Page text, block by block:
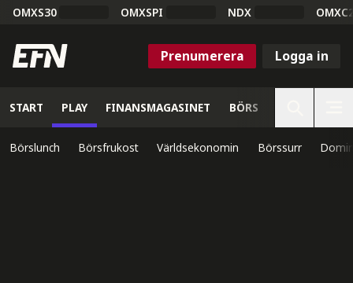
OMXS30 OMXSPI NDX
Prenumerera Logga in
START PLAY FINANSMAGASINET BÖRS
Börslunch Börsfrukost Världsekonomin Börssurr